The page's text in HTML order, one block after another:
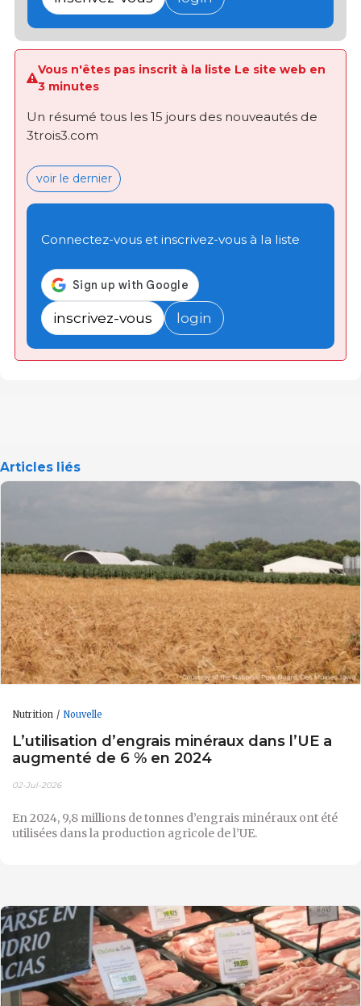
Vous n'êtes pas inscrit à la liste Le site web en
3 minutes
Un résumé tous les 15 jours des nouveautés de
3trois3.com
voir le dernier
Connectez-vous et inscrivez-vous à la liste
inscrivez-vous login
Articles liés
Nutrition Nouvelle
L’utilisation d’engrais minéraux dans l’UE a
augmenté de 6 % en 2024
02-Jul-2026
En 2024, 9,8 millions de tonnes d’engrais minéraux ont été
utilisées dans la production agricole de l’UE.